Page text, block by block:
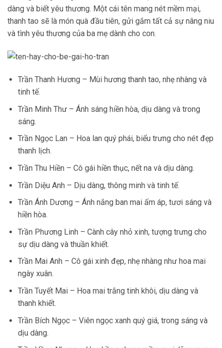
dàng và biết yêu thương. Một cái tên mang nét mềm mại,
thanh tao sẽ là món quà đầu tiên, gửi gắm tất cả sự nâng niu
và tình yêu thương của ba mẹ dành cho con.
Trần Thanh Hương – Mùi hương thanh tao, nhẹ nhàng và
tinh tế.
Trần Minh Thư – Ánh sáng hiền hòa, dịu dàng và trong
sáng.
Trần Ngọc Lan – Hoa lan quý phái, biểu trưng cho nét đẹp
thanh lịch.
Trần Thu Hiền – Cô gái hiền thục, nết na và dịu dàng.
Trần Diệu Anh – Dịu dàng, thông minh và tinh tế.
Trần Ánh Dương – Ánh nắng ban mai ấm áp, tươi sáng và
hiền hòa.
Trần Phương Linh – Cành cây nhỏ xinh, tượng trưng cho
sự dịu dàng và thuần khiết.
Trần Mai Anh – Cô gái xinh đẹp, nhẹ nhàng như hoa mai
ngày xuân.
Trần Tuyết Mai – Hoa mai trắng tinh khôi, dịu dàng và
thanh khiết.
Trần Bích Ngọc – Viên ngọc xanh quý giá, trong sáng và
dịu dàng.